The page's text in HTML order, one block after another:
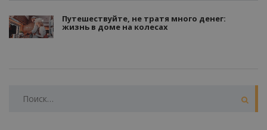
Путешествуйте, не тратя много денег:
жизнь в доме на колесах
НАЙТИ: